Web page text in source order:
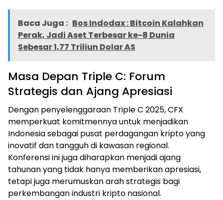
Baca Juga : Bos Indodax : Bitcoin Kalahkan
Perak, Jadi Aset Terbesar ke-8 Dunia
Sebesar 1,77 Triliun Dolar AS
Masa Depan Triple C: Forum
Strategis dan Ajang Apresiasi
Dengan penyelenggaraan Triple C 2025, CFX
memperkuat komitmennya untuk menjadikan
Indonesia sebagai pusat perdagangan kripto yang
inovatif dan tangguh di kawasan regional.
Konferensi ini juga diharapkan menjadi ajang
tahunan yang tidak hanya memberikan apresiasi,
tetapi juga merumuskan arah strategis bagi
perkembangan industri kripto nasional.